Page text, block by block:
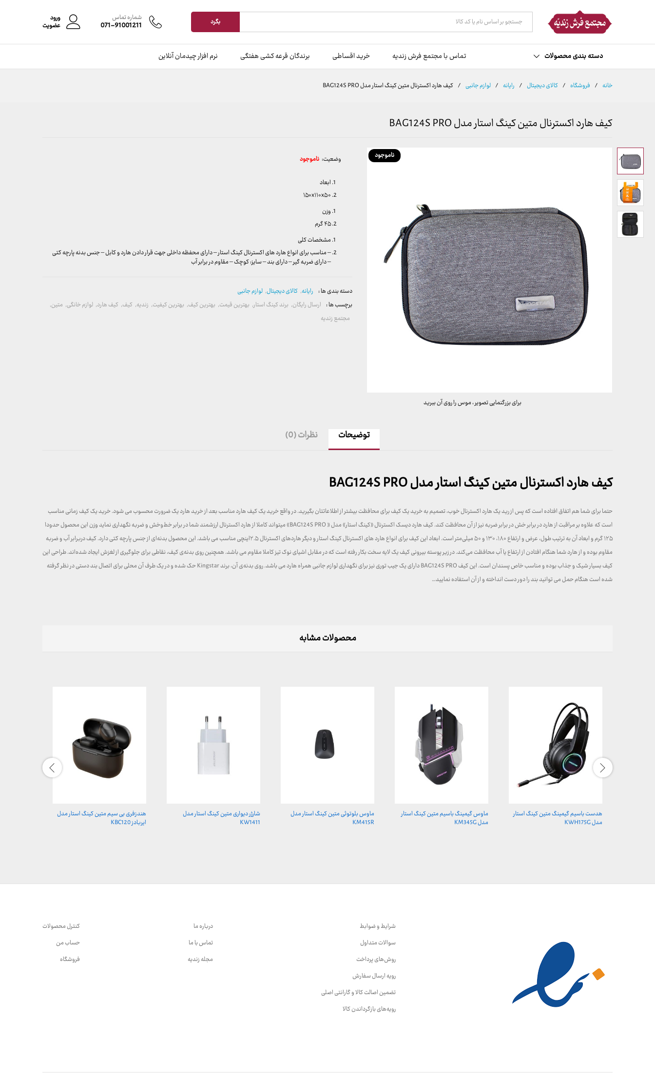
همه دسته ها بگرد شماره تماس
071-91001211
ورود
عضویت
دسته بندی محصولات تماس با مجتمع فرش زندیه خرید اقساطی برندگان قرعه کشی هفتگی نرم افزار چیدمان آنلاین
خانه / فروشگاه / کالای دیجیتال / رایانه / لوازم جانبی / کیف هارد اکسترنال متین کینگ استار مدل BAG124S PRO
کیف هارد اکسترنال متین کینگ استار مدل BAG124S PRO
ناموجود
برای بزرگنمایی تصویر ، موس را روی آن ببرید
وضعیت: ناموجود
ابعاد
۱۵۰x۱۱۰x۵۰
وزن
۴۵ گرم
مشخصات کلی
– مناسب برای انواع هارد های اکسترنال کینگ استار – دارای محفظه داخلی جهت قرار دادن هارد و کابل – جنس بدنه پارچه کتی
– دارای ضربه گیر – دارای بند – سایز: کوچک – مقاوم در برابر آب
دسته بندی ها : رایانه, کالای دیجیتال, لوازم جانبی
برچسب ها : ارسال رایگان, برند کینگ استار, بهترین قیمت, بهترین کیف, بهترین کیفیت, زندیه, کیف, کیف هارد, لوازم خانگی, متین,
مجتمع زندیه
توضیحات نظرات (0)
کیف هارد اکسترنال متین کینگ استار مدل BAG124S PRO
حتما برای شما هم اتفاق افتاده است که پس از رید یک هارد اکسترنال خوب، تصمیم به خرید یک کیف برای محافظت بیشتر از اطلاعاتتان بگیرید. در واقع خرید یک کیف هارد مناسب بعد از خرید هارد یک ضرورت محسوب می شود. خرید یک کیف زمانی مناسب
است که علاوه بر مراقبت از هارد در برابر خش در برابر ضربه نیز از آن محافظت کند. کیف هارد دیسک اکسترنال «کینگ استار» مدل « BAG124S PRO» میتواند کاملا از هارد اکسترنال ارزشمند شما در برابر خط‌وخش و ضربه‌ نگهداری نماید وزن این محصول حدودا
۱۲۵ گرم و ابعاد آن به ترتیب طول، عرض و ارتفاع ۱۸۰، ۱۳۰ و ۵۰ میلی‌متر است. ابعاد این کیف برای انواع هارد های اکسترنال کینگ استار و دیگر هارد‌های اکسترنال ۲.۵اینچی مناسب می باشد. این محصول بدنه‌ای از جنس پارچه کتی دارد. کیف دربرابر آب و ضربه
مقاوم بوده و از هارد شما هنگام افتادن از ارتفاع یا آب محافظت می‌کند. در زیر پوسته بیرونی کیف یک لایه سخت بکار رفته است که در مقابل اشیای نوک تیز کاملا مقاوم می باشد. همچنین روی بدنه‌ی کیف، نقاطی برای جلوگیری از لغزش ایجاد شده‌اند. طراحی این
کیف بسیار شیک و جذاب بوده و مناسب خاص پسندان است. این کیف BAG124S PRO دارای یک جیب توری نیز برای نگهداری لوازم جانبی همراه هارد می باشد. روی بدنه‌ی آن، برند Kingstar حک ‌شده و در یک طرف آن محلی برای اتصال بند دستی در نظر گرفته‌
شده است هنگام حمل می توانید بند را دور دست‌ انداخته و از آن استفاده نمایید…
محصولات مشابه
هدست باسیم گیمینگ متین کینگ استار
مدل KWH175G
ماوس گیمینگ باسیم متین کینگ استار
مدل KM345G
ماوس بلوتوثی متین کینگ استار مدل
KM415R
شارژر دیواری متین کینگ استار مدل
KW1411
هندزفری بی سیم متین کینگ استار مدل
ایربادز KBC120
شرایط و ضوابط
سوالات متداول
روش‌های پرداخت
رویه ارسال سفارش
تضمین اصالت کالا و گارانتی اصلی
رویه‌های بازگرداندن کالا
درباره ما
تماس با ما
مجله زندیه
کنترل محصولات
حساب من
فروشگاه
توضیحات نظرات (0)